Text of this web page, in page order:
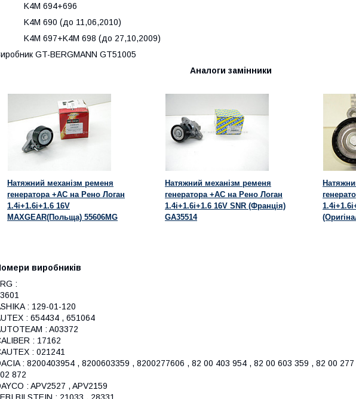
K4M 694+696
K4M 690 (до 11,06,2010)
K4M 697+K4M 698 (до 27,10,2009)
GT-BERGMANN GT51005
Аналоги замінники
Натяжний механізм ременя
генератора +AC на Рено Логан
1.4i+1.6i+1.6 16V
MAXGEAR(Польща) 55606MG
Натяжний механізм ременя
генератора +AC на Рено Логан
1.4i+1.6i+1.6 16V SNR (Франція)
GA35514
виробників
:
: 129-01-120
: 654434 , 651064
: A03372
: 17162
: 021241
: 8200403954 , 8200603359 , 8200277606 , 82 00 403 954 , 82 00 603 359 , 82 00
872
: APV2527 , APV2159
BILSTEIN : 21033 , 28331